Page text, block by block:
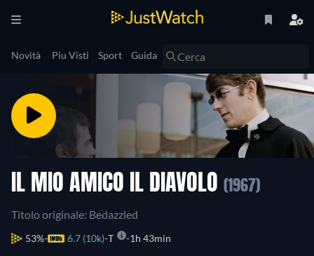
Novità Piu Visti Sport Guida
IL MIO AMICO IL DIAVOLO (1967)
Titolo originale: Bedazzled
53% 6.7 (10k) T 1h 43min